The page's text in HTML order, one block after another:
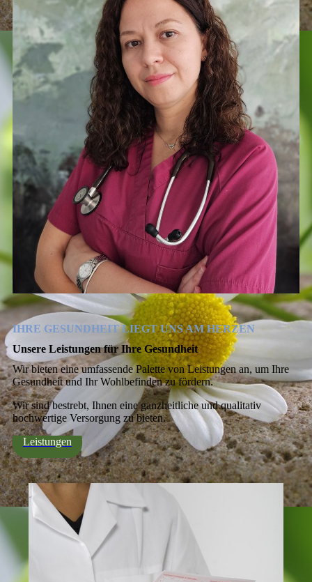
IHRE GESUNDHEIT LIEGT UNS AM HERZEN
Unsere Leistungen für Ihre Gesundheit
Wir bieten eine umfassende Palette von Leistungen an, um Ihre
Gesundheit und Ihr Wohlbefinden zu fördern.
Wir sind bestrebt, Ihnen eine ganzheitliche und qualitativ
hochwertige Versorgung zu bieten.
Leistungen